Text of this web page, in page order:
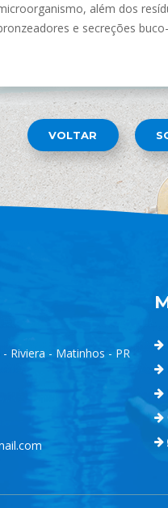
além dos
e secreções
VOLTAR
Riviera - Matinhos - PR